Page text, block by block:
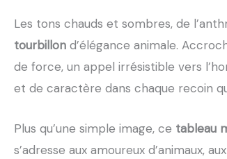
Les tons chauds et sombres, de
tourbillon d’élégance animale.
de force, un appel irrésistible vers
et de caractère dans chaque recoin
Plus qu’une simple image, ce tableau
s’adresse aux amoureux d’animaux,